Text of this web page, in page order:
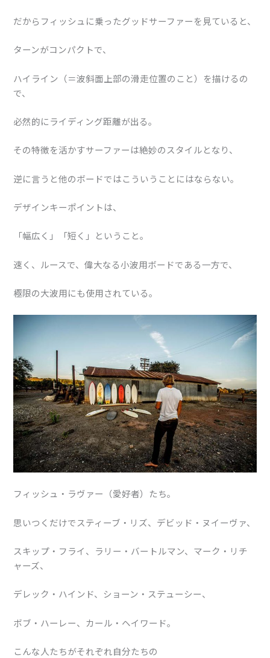
だからフィッシュに乗ったグッドサーファーを見ていると、
ターンがコンパクトで、
ハイライン（＝波斜面上部の滑走位置のこと）を描けるの
で、
必然的にライディング距離が出る。
その特徴を活かすサーファーは絶妙のスタイルとなり、
逆に言うと他のボードではこういうことにはならない。
デザインキーポイントは、
「幅広く」「短く」ということ。
速く、ルースで、偉大なる小波用ボードである一方で、
極限の大波用にも使用されている。
フィッシュ・ラヴァー（愛好者）たち。
思いつくだけでスティーブ・リズ、デビッド・ヌイーヴァ、
スキップ・フライ、ラリー・バートルマン、マーク・リチ
ャーズ、
デレック・ハインド、ショーン・ステューシー、
ボブ・ハーレー、カール・ヘイワード。
こんな人たちがそれぞれ自分たちの